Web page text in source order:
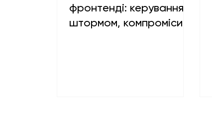
фронтенді: керування
штормом, компроміси